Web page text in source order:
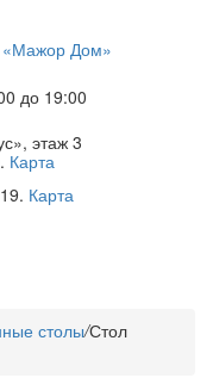
до 19:00
этаж 3
. Карта
Карта
столы/Стол